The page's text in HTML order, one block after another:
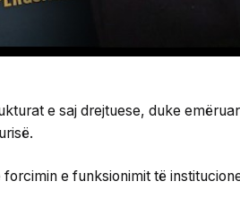
e saj drejtuese, duke
e funksionimit të